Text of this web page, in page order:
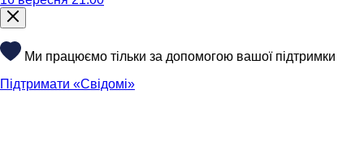
Ми працюємо тільки за допомогою вашої підтримки
Підтримати «Свідомі»